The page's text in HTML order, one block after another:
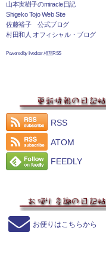
山本実樹子のmiracle日記
Shigeko Tojo Web Site
佐藤裕子 公式ブログ
村田和人 オフィシャル・ブログ
Powered by livedoor 相互RSS
RSS
ATOM
FEEDLY
お便りはこちらから